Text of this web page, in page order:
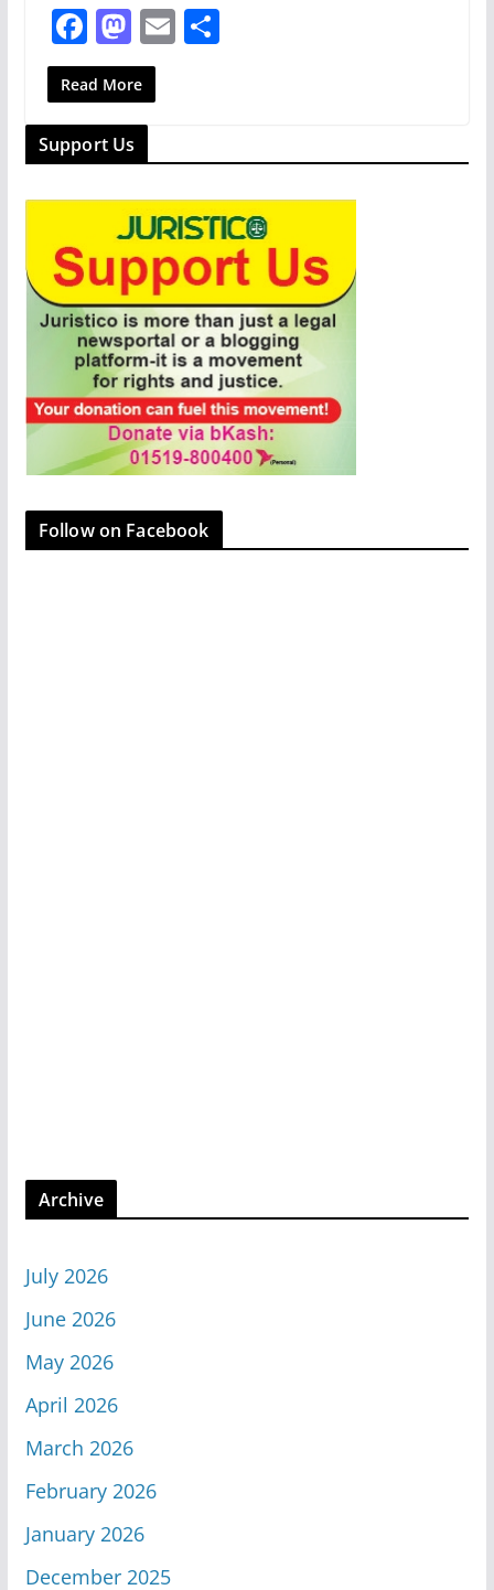
F
a
c
e
b
o
k
M
a
st
o
d
o
n
E S
Read More
Support Us
Follow on Facebook
Archive
July 2026
June 2026
May 2026
April 2026
March 2026
February 2026
January 2026
December 2025